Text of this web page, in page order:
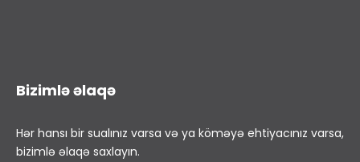
Bizimlə əlaqə
Hər hansı bir sualınız varsa və ya köməyə ehtiyacınız varsa,
bizimlə əlaqə saxlayın.